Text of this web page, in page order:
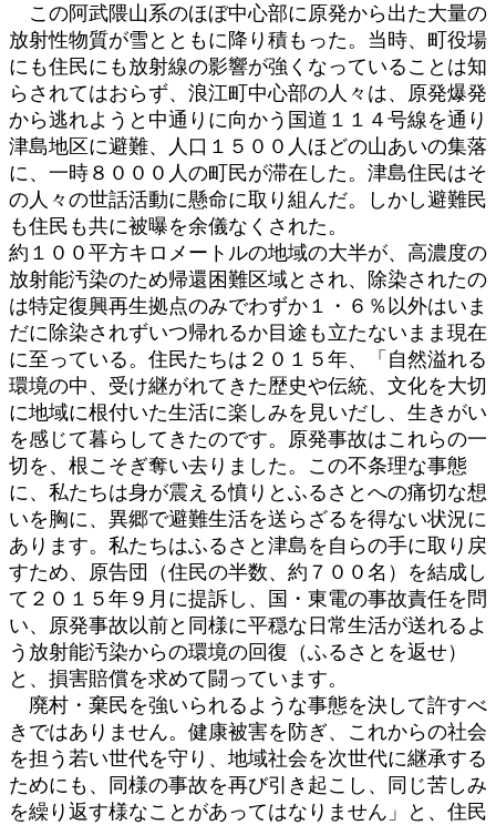
この阿武隈山系のほぼ中心部に原発から出た大量の
放射性物質が雪とともに降り積もった。当時、町役場
にも住民にも放射線の影響が強くなっていることは知
らされてはおらず、浪江町中心部の人々は、原発爆発
から逃れようと中通りに向かう国道１１４号線を通り
津島地区に避難、人口１５００人ほどの山あいの集落
に、一時８０００人の町民が滞在した。津島住民はそ
の人々の世話活動に懸命に取り組んだ。しかし避難民
も住民も共に被曝を余儀なくされた。
約１００平方キロメートルの地域の大半が、高濃度の
放射能汚染のため帰還困難区域とされ、除染されたの
は特定復興再生拠点のみでわずか１・６％以外はいま
だに除染されずいつ帰れるか目途も立たないまま現在
に至っている。住民たちは２０１５年、「自然溢れる
環境の中、受け継がれてきた歴史や伝統、文化を大切
に地域に根付いた生活に楽しみを見いだし、生きがい
を感じて暮らしてきたのです。原発事故はこれらの一
切を、根こそぎ奪い去りました。この不条理な事態
に、私たちは身が震える憤りとふるさとへの痛切な想
いを胸に、異郷で避難生活を送らざるを得ない状況に
あります。私たちはふるさと津島を自らの手に取り戻
すため、原告団（住民の半数、約７００名）を結成し
て２０１５年９月に提訴し、国・東電の事故責任を問
い、原発事故以前と同様に平穏な日常生活が送れるよ
う放射能汚染からの環境の回復（ふるさとを返せ）
と、損害賠償を求めて闘っています。
廃村・棄民を強いられるような事態を決して許すべ
きではありません。健康被害を防ぎ、これからの社会
を担う若い世代を守り、地域社会を次世代に継承する
ためにも、同様の事故を再び引き起こし、同じ苦しみ
を繰り返す様なことがあってはなりません」と、住民